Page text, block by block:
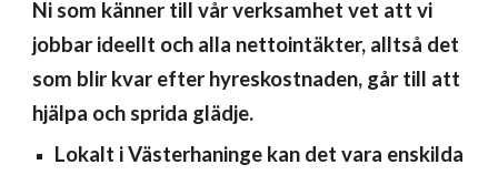
Ni som känner till vår verksamhet vet att vi
jobbar ideellt och alla nettointäkter, alltså det
som blir kvar efter hyreskostnaden, går till att
hjälpa och sprida glädje.
Lokalt i Västerhaninge kan det vara enskilda